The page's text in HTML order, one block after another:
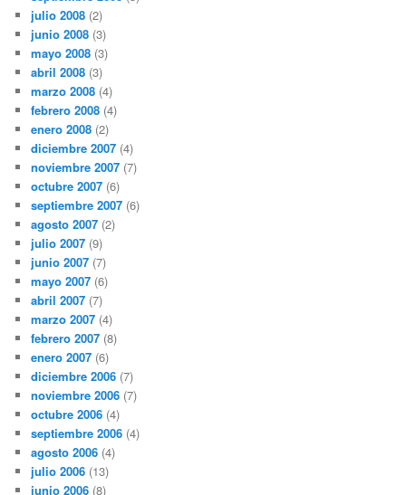
julio 2008 (2)
junio 2008 (3)
mayo 2008 (3)
abril 2008 (3)
marzo 2008 (4)
febrero 2008 (4)
enero 2008 (2)
diciembre 2007 (4)
noviembre 2007 (7)
octubre 2007 (6)
septiembre 2007 (6)
agosto 2007 (2)
julio 2007 (9)
junio 2007 (7)
mayo 2007 (6)
abril 2007 (7)
marzo 2007 (4)
febrero 2007 (8)
enero 2007 (6)
diciembre 2006 (7)
noviembre 2006 (7)
octubre 2006 (4)
septiembre 2006 (4)
agosto 2006 (4)
julio 2006 (13)
junio 2006 (8)